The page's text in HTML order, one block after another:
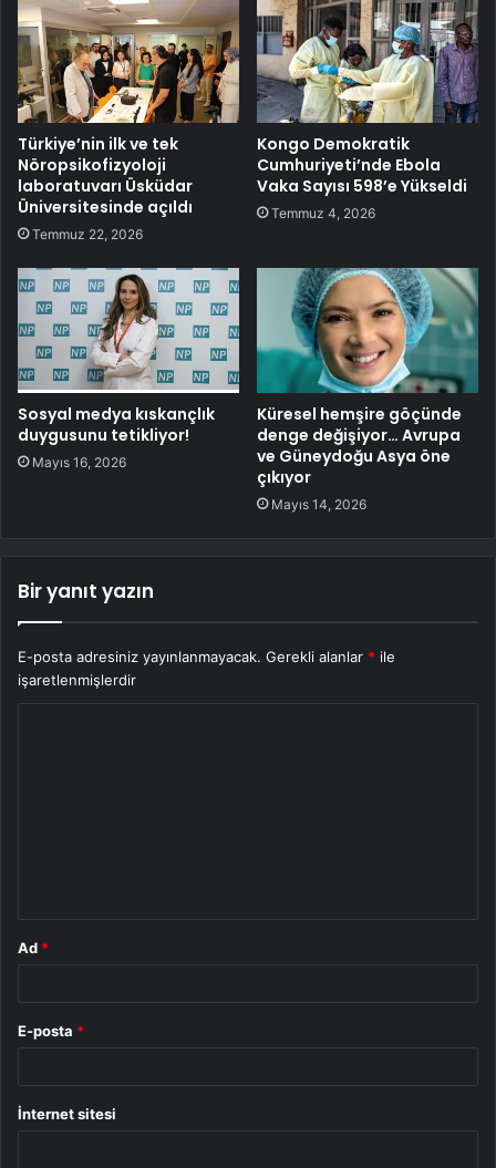
Türkiye’nin ilk ve tek
Nöropsikofizyoloji
laboratuvarı Üsküdar
Üniversitesinde açıldı
Temmuz 22, 2026
Kongo Demokratik
Cumhuriyeti’nde Ebola
Vaka Sayısı 598’e Yükseldi
Temmuz 4, 2026
Sosyal medya kıskançlık
duygusunu tetikliyor!
Mayıs 16, 2026
Küresel hemşire göçünde
denge değişiyor… Avrupa
ve Güneydoğu Asya öne
çıkıyor
Mayıs 14, 2026
Bir yanıt yazın
E-posta adresiniz yayınlanmayacak. Gerekli alanlar * ile
işaretlenmişlerdir
Ad *
E-posta *
İnternet sitesi